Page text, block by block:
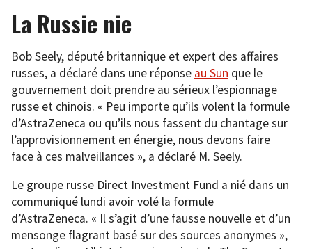
La Russie nie
Bob Seely, député britannique et expert des affaires
russes, a déclaré dans une réponse au Sun que le
gouvernement doit prendre au sérieux l’espionnage
russe et chinois. « Peu importe qu’ils volent la formule
d’AstraZeneca ou qu’ils nous fassent du chantage sur
l’approvisionnement en énergie, nous devons faire
face à ces malveillances », a déclaré M. Seely.
Le groupe russe Direct Investment Fund a nié dans un
communiqué lundi avoir volé la formule
d’AstraZeneca. « Il s’agit d’une fausse nouvelle et d’un
mensonge flagrant basé sur des sources anonymes »,